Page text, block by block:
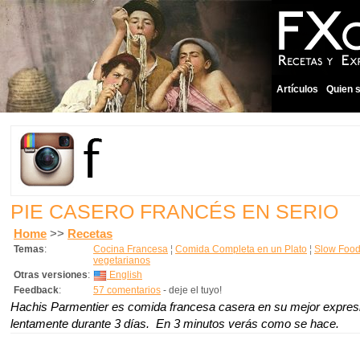
Artículos Quien
PIE CASERO FRANCÉS EN SERIO
Home >> Recetas
Temas: Cocina Francesa ¦ Comida Completa en un Plato ¦ Slow
vegetarianos
Otras versiones:
English
Feedback: 57 comentarios - deje el tuyo!
Hachis Parmentier es comida francesa casera en su mejor
lentamente durante 3 días. En 3 minutos verás como se hace.